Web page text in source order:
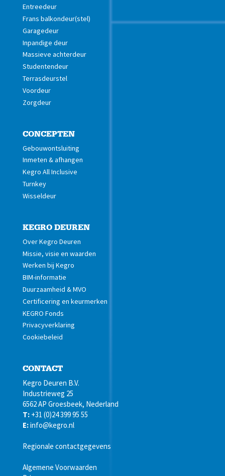
Entreedeur
Frans balkondeur(stel)
Garagedeur
Inpandige deur
Massieve achterdeur
Studentendeur
Terrasdeurstel
Voordeur
Zorgdeur
CONCEPTEN
Gebouwontsluiting
Inmeten & afhangen
Kegro All Inclusive
Turnkey
Wisseldeur
KEGRO DEUREN
Over Kegro Deuren
Missie, visie en waarden
Werken bij Kegro
BIM-informatie
Duurzaamheid & MVO
Certificering en keurmerken
KEGRO Fonds
Privacyverklaring
Cookiebeleid
CONTACT
Kegro Deuren B.V.
Industrieweg 25
6562 AP Groesbeek, Nederland
T: +31 (0)24 399 95 55
E:info@kegro.nl
Regionale contactgegevens
Algemene Voorwaarden